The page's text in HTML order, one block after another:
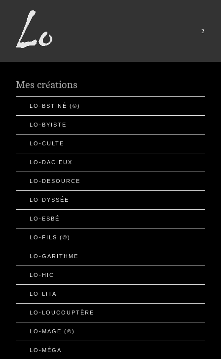
²
Mes créations
LO-BSTINÉ (©)
LO-BYISTE
LO-CULTE
LO-DACIEUX
LO-DESOURCE
LO-DYSSÉE
LO-ESBÉ
LO-FILS (©)
LO-GARITHME
LO-HIC
LO-LITA
LO-LOUCOUPTÈRE
LO-MAGE (©)
LO-MÉGA